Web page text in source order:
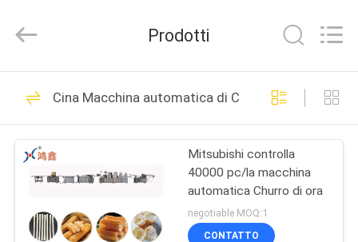
CASA.
PRODOTTI
SPETTACOLO
Food
Machinery
All
Reserved.
Linea di produzione
del pane
112
Prodotti
Cina Macchina automatica di Churro
Mitsubishi controlla
40000 pc/la macchina
automatica Churro di ora
negotiable MOQ:1
CONTATTO